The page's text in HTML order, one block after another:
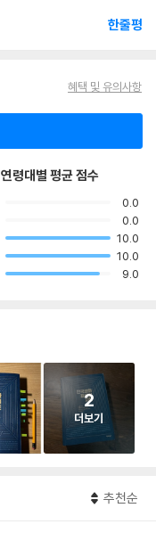
한줄평
혜택 및 유의사항
연령대별 평균 점수
0.0
0.0
10.0
10.0
9.0
2
더보기
추천순